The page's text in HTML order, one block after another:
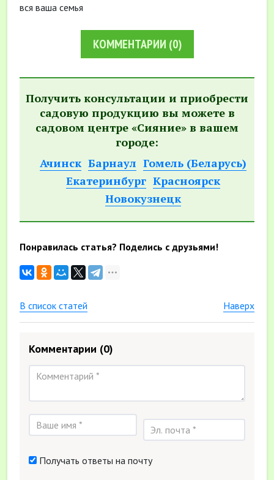
вся ваша семья
КОММЕНТАРИИ (0)
Получить консультации и приобрести
садовую продукцию вы можете в
садовом центре «Сияние» в вашем
городе:
Ачинск Барнаул Гомель (Беларусь)
Екатеринбург Красноярск
Новокузнецк
Понравилась статья? Поделись с друзьями!
В список статей Наверх
Комментарии (0)
Получать ответы на почту